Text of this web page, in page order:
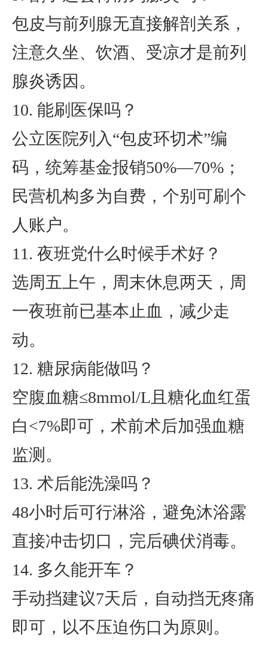
包皮与前列腺无直接解剖关系，
注意久坐、饮酒、受凉才是前列
腺炎诱因。
10. 能刷医保吗？
公立医院列入“包皮环切术”编
码，统筹基金报销50%—70%；
民营机构多为自费，个别可刷个
人账户。
11. 夜班党什么时候手术好？
选周五上午，周末休息两天，周
一夜班前已基本止血，减少走
动。
12. 糖尿病能做吗？
空腹血糖≤8mmol/L且糖化血红蛋
白<7%即可，术前术后加强血糖
监测。
13. 术后能洗澡吗？
48小时后可行淋浴，避免沐浴露
直接冲击切口，完后碘伏消毒。
14. 多久能开车？
手动挡建议7天后，自动挡无疼痛
即可，以不压迫伤口为原则。